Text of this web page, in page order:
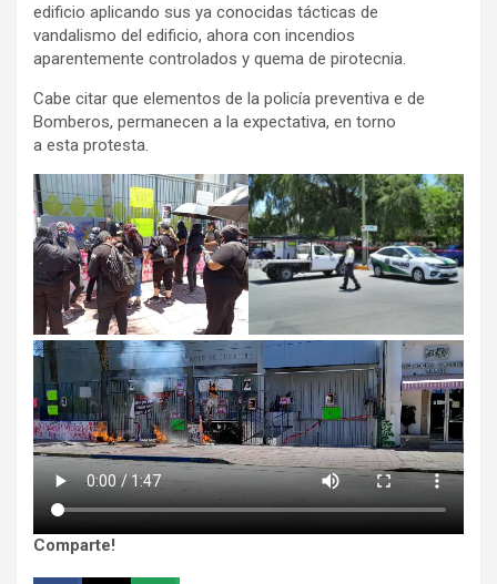
edificio aplicando sus ya conocidas tácticas de
vandalismo del edificio, ahora con incendios
aparentemente controlados y quema de pirotecnia.
Cabe citar que elementos de la policía preventiva e de
Bomberos, permanecen a la expectativa, en torno
a esta protesta.
Comparte!